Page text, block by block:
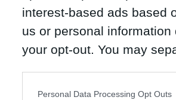
interest-based ads based
us or personal
your opt-out. You may
Personal Data Processing Opt Outs